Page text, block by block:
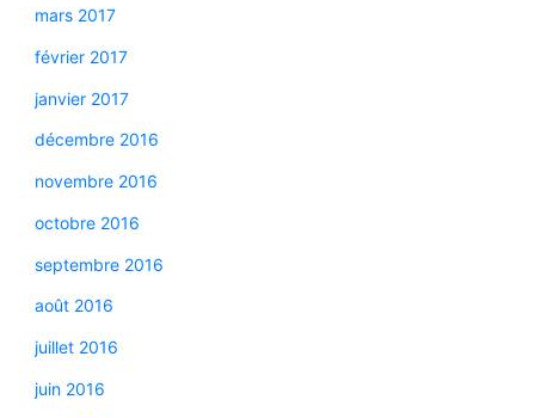
mars 2017
février 2017
janvier 2017
décembre 2016
novembre 2016
octobre 2016
septembre 2016
août 2016
juillet 2016
juin 2016